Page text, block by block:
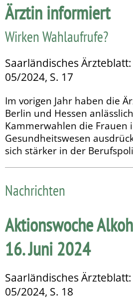
Ärztin informiert
Wirken Wahlaufrufe?
Saarländisches
05/2024, S. 17
Im vorigen Jahr haben die
Berlin und Hessen
Kammerwahlen die Frauen
Gesundheitswesen
sich stärker in der
Nachrichten
Aktionswoche
16. Juni 2024
Saarländisches
05/2024, S. 18